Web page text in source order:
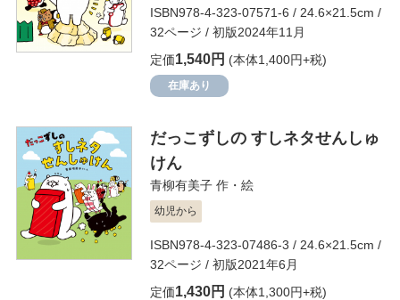
ISBN978-4-323-07571-6 / 24.6×21.5cm /
32ページ / 初版2024年11月
定価1,540円 (本体1,400円+税)
在庫あり
だっこずしの すしネタせんしゅ
けん
青柳有美子 作・絵
幼児から
ISBN978-4-323-07486-3 / 24.6×21.5cm /
32ページ / 初版2021年6月
定価1,430円 (本体1,300円+税)